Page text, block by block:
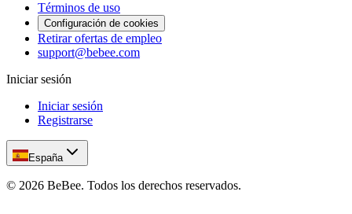
Términos de uso
Configuración de cookies
Retirar ofertas de empleo
support@bebee.com
Iniciar sesión
Iniciar sesión
Registrarse
España
© 2026 BeBee. Todos los derechos reservados.